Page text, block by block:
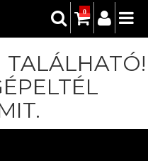
0
TALÁLHATÓ!